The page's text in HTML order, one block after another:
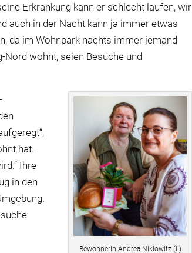
Erkrankung kann er schlecht laufen, wir
auch in der Nacht kann ja immer etwas
da im Wohnpark nachts immer jemand
Nord wohnt, seien Besuche und
Bewohnerin Andrea Niklowitz (l.)
hat.
Ihre
in den